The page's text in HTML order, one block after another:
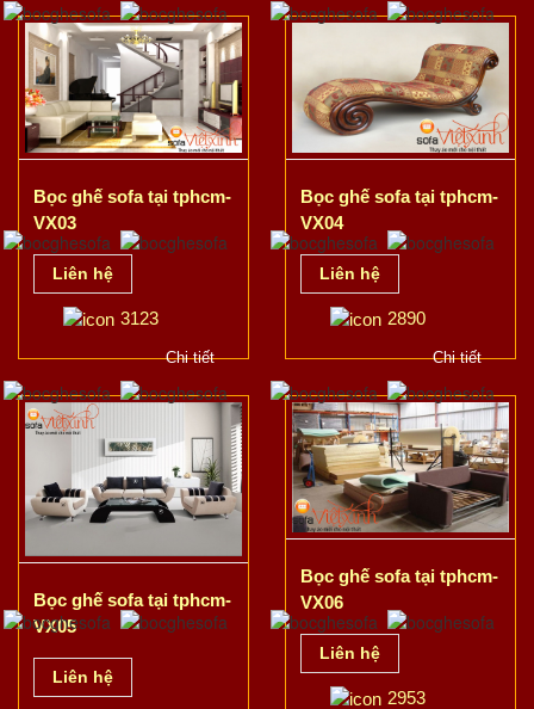
Bọc ghế sofa tại tphcm-
VX03
Liên hệ
3123
Chi tiết
Bọc ghế sofa tại tphcm-
VX04
Liên hệ
2890
Chi tiết
Bọc ghế sofa tại tphcm-
VX05
Liên hệ
Bọc ghế sofa tại tphcm-
VX06
Liên hệ
2953